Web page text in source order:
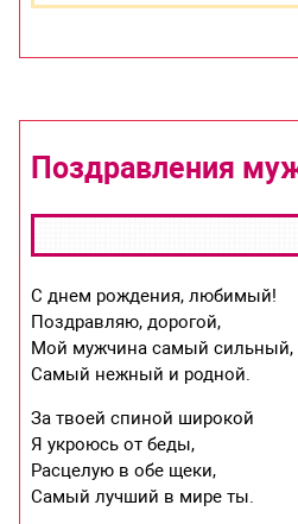
Поздравления
С днем рождения, любимый!
Поздравляю, дорогой,
Мой мужчина самый сильный,
Самый нежный и родной.
За твоей спиной широкой
Я укроюсь от беды,
Расцелую в обе щеки,
Самый лучший в мире ты.